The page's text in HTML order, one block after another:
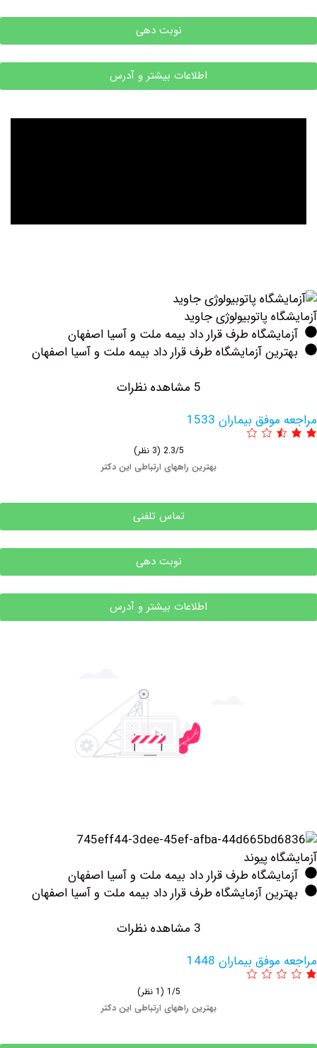
نوبت دهی
اطلاعات بیشتر و آدرس
پاتوبیولوژی جاوید
طرف قرار داد بیمه ملت و آسیا اصفهان
آزمایشگاه طرف قرار داد بیمه ملت و آسیا اصفهان
بیماران 1533
بهترین راههای ارتباطی این دکتر
تماس تلفنی
نوبت دهی
اطلاعات بیشتر و آدرس
پیوند
طرف قرار داد بیمه ملت و آسیا اصفهان
آزمایشگاه طرف قرار داد بیمه ملت و آسیا اصفهان
بیماران 1448
بهترین راههای ارتباطی این دکتر